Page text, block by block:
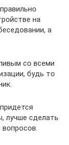
на
а
со всеми
будь то
лучше сделать